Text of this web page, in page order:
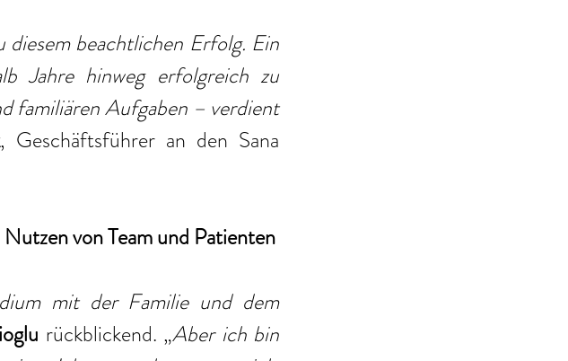
beachtlichen Erfolg. Ein
Jahre hinweg erfolgreich zu
familiären Aufgaben – verdient
, Geschäftsführer an den Sana
von Team und Patienten
mit der Familie und dem
rückblickend. „Aber ich bin